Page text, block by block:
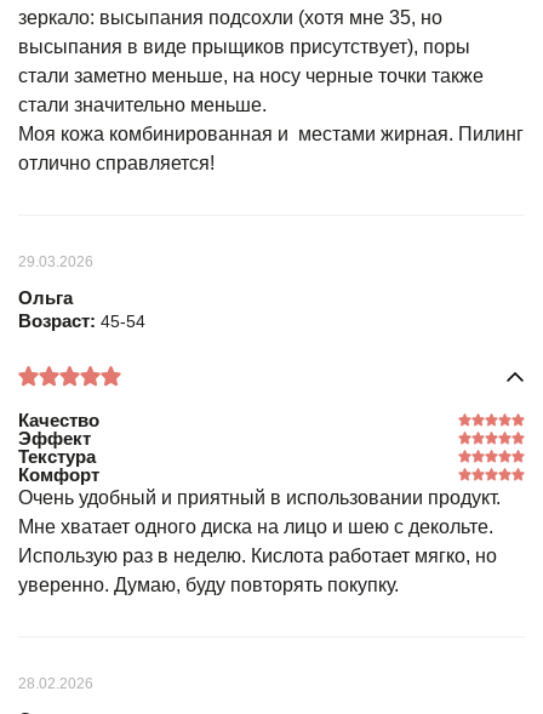
зеркало: высыпания подсохли (хотя мне 35, но
высыпания в виде прыщиков присутствует), поры
стали заметно меньше, на носу черные точки также
стали значительно меньше.
Моя кожа комбинированная и местами жирная. Пилинг
отлично справляется!
29.03.2026
Ольга
Возраст: 45-54
Качество
Эффект
Текстура
Комфорт
Очень удобный и приятный в использовании продукт.
Мне хватает одного диска на лицо и шею с декольте.
Использую раз в неделю. Кислота работает мягко, но
уверенно. Думаю, буду повторять покупку.
28.02.2026